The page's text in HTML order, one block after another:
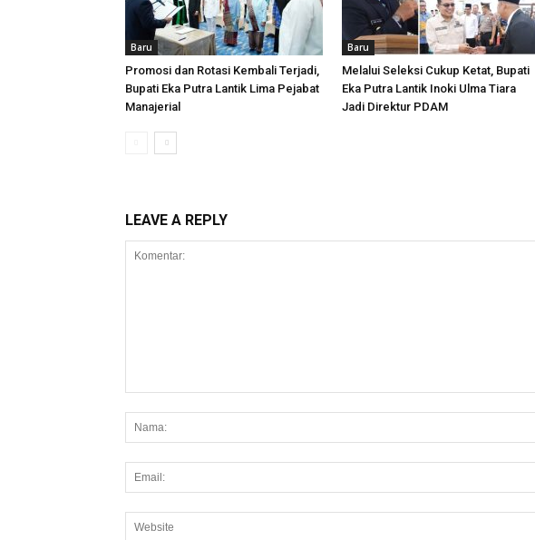
Baru
Promosi dan Rotasi Kembali Terjadi,
Bupati Eka Putra Lantik Lima Pejabat
Manajerial
Baru
Melalui Seleksi Cukup Ketat, Bupati
Eka Putra Lantik Inoki Ulma Tiara
Jadi Direktur PDAM
LEAVE A REPLY